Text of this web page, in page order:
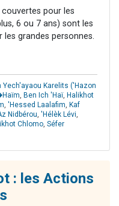
pour les
6 ou 7 ans) sont les
grandes personnes.
Yech'ayaou Karelits ('Hazon
, Ben Ich 'Haï, Halikhot
, 'Hessed Laalafim, Kaf
Nidbérou, 'Hélèk Lévi,
Chlomo, Séfer
: les Actions